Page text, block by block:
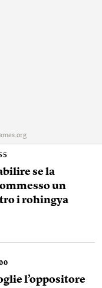
se la
un
i rohingya
l’oppositore